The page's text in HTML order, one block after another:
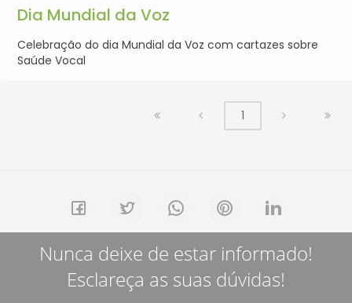
Dia Mundial da Voz
Celebração do dia Mundial da Voz com cartazes sobre
Saúde Vocal
1
Nunca deixe de estar informado!
Esclareça as suas dúvidas!